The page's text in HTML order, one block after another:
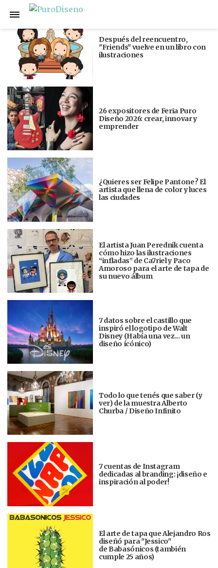
Anterior
Después del reencuentro,
"Friends" vuelve en un libro con
ilustraciones
26 expositores de Feria Puro
Diseño 2026: crear, innovar y
emprender
¿Quieres ser Felipe Pantone? El
artista que llena de color y luces
las ciudades
El artista Juan Perednik cuenta
cómo hizo las ilustraciones
“infladas” de Ca7riel y Paco
Amoroso para el arte de tapa de
su nuevo álbum
7 datos sobre el castillo que
inspiró el logotipo de Walt
Disney (Había una vez... un
diseño ícónico)
Todo lo que tenés que saber (y
ver) de la muestra Alberto
Churba / Diseño Infinito
7 cuentas de Instagram
dedicadas al branding: ¡diseño e
inspiración al poder!
El arte de tapa que Alejandro Ros
diseñó para "Jessico"
de Babasónicos (también
cumple 25 años)
Siguiente